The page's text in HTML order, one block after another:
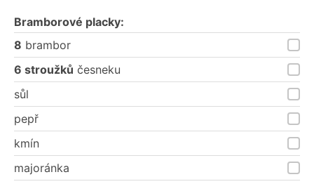
Bramborové placky:
8 brambor
6 stroužků česneku
sůl
pepř
kmín
majoránka